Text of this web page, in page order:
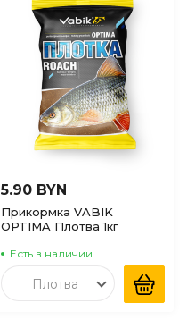
5.90 BYN
Прикормка VABIK
OPTIMA Плотва 1кг
Есть в наличии
Плотва